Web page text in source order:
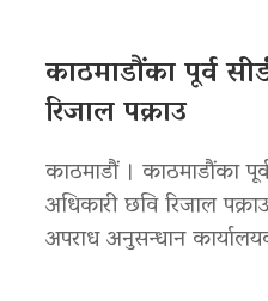
काठमाडौंका पूर्व
रिजाल पक्राउ
काठमाडौं । काठमाडौंका
अधिकारी छवि रिजाल
अपराध अनुसन्धान